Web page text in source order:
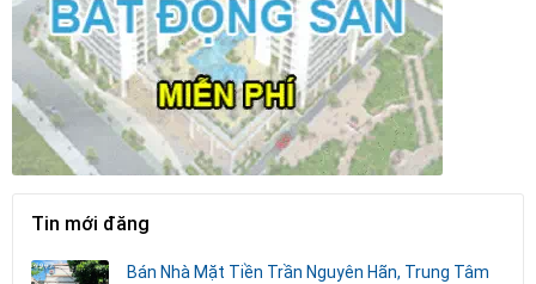
Tin mới đăng
Bán Nhà Mặt Tiền Trần Nguyên Hãn, Trung Tâm